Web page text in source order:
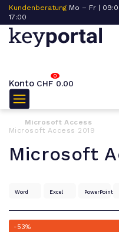
Kundenberatung Mo – Fr |
17:00
Konto
0
CHF 0.00
Microsoft Access
Microsoft Access 2019
Microsoft
Word Excel PowerPoint
-53%